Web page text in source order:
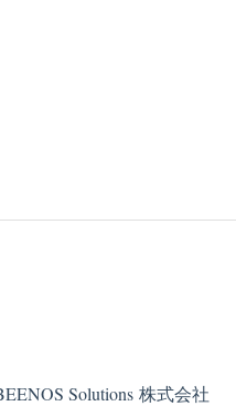
Solutions 株式会社